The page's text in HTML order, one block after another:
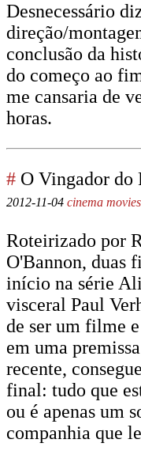
Desnecessário
direção/
conclusão da
do começo ao
me cansaria de
horas.
# O Vingador do
2012-11-04 cinema movies
Roteirizado por
O'Bannon, duas
início na série
visceral Paul
de ser um filme
em uma
recente,
final: tudo que
ou é apenas um
companhia que